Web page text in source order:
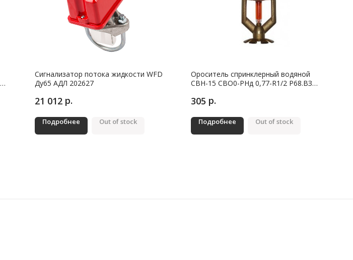
Сигнализатор потока жидкости WFD
Ду65 АДЛ 202627
21 012 р.
Подробнее Out of stock
Ороситель спринклерный водяной
СВН-15 СВО0-РНд 0,77-R1/2 Р68.ВЗ
305 р.
Подробнее Out of stock